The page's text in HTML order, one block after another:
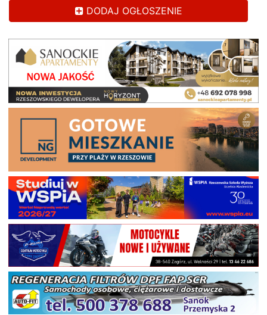
DODAJ OGŁOSZENIE